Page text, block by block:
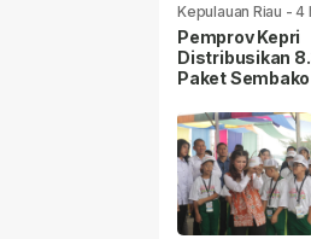
Kepulauan Riau -4
lalu
Pemprov Kepri
Distribusikan
Paket
Kabupaten/